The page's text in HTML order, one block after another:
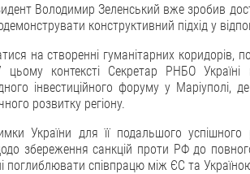
Володимир Зеленський вже зробив
конструктивний підхід у
на створенні гуманітарних коридорів,
контексті Секретар РНБО Україні
інвестиційного форуму у Маріуполі,
розвитку регіону.
України для її подальшого успішного
збереження санкцій проти РФ до
поглиблювати співпрацю між ЄС та